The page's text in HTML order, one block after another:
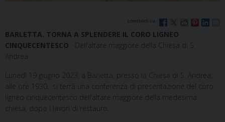
BARLETTA. TORNA A SPLENDERE IL CORO LIGNEO
CINQUECENTESCO Dell’altare maggiore della Chiesa di S.
Andrea
Lunedì 19 giugno 2023, a Barletta, presso la Chiesa di S. Andrea,
alle ore 1930, si terrà una conferenza di presentazione del coro
ligneo cinquecentesco dell’altare maggiore della medesima
chiesa, dopo i lavori di restauro.